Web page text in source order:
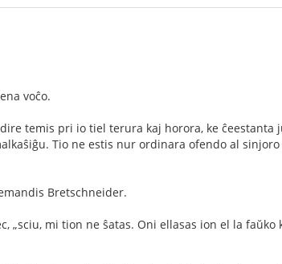
voĉo.
temis pri io tiel terura kaj horora, ke ĉeestanta
Tio ne estis nur ordinara ofendo al
Bretschneider.
„sciu, mi tion ne ŝatas. Oni ellasas ion el la faŭko